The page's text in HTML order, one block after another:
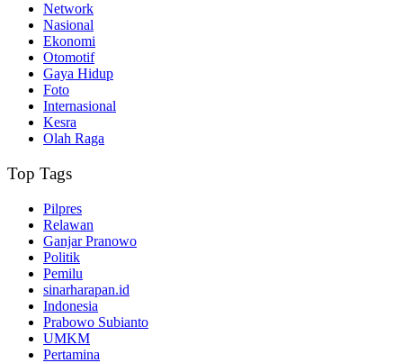
Network
Nasional
Ekonomi
Otomotif
Gaya Hidup
Foto
Internasional
Kesra
Olah Raga
Top Tags
Pilpres
Relawan
Ganjar Pranowo
Politik
Pemilu
sinarharapan.id
Indonesia
Prabowo Subianto
UMKM
Pertamina